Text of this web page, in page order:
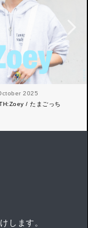
2025
/ たまごっち
します。